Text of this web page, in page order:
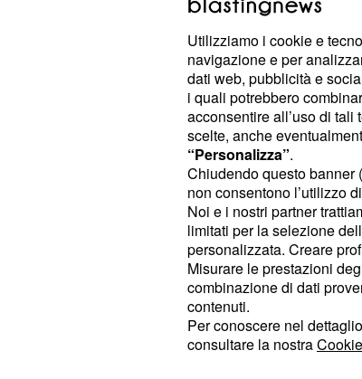
I dubbi sulla
nata a Uomini e
Nel dettaglio, pur essendo
pubblicazione di foto e
della coppia nata a Uomini
diverso tempo i due non
tantomeno si postano delle
Sophie e Matteo, quindi, si
fronte social e questa cosa
All'ultimo post Instagram
manca il "like" della sua
Utilizziamo i cookie e
navigazione e per
dati web, pubblicità e
i quali potrebbero
acconsentire all’uso di
scelte, anche
“Personalizza”.
Chiudendo questo banner
non consentono l’utilizzo
Noi e i nostri partner
limitati per la selezione
personalizzata. Creare
Misurare le prestazioni
combinazione di dati
contenuti.
Per conoscere nel
consultare la nostra